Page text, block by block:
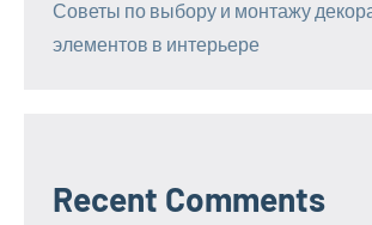
Советы по выбору и монтажу
элементов в интерьере
Recent Comments